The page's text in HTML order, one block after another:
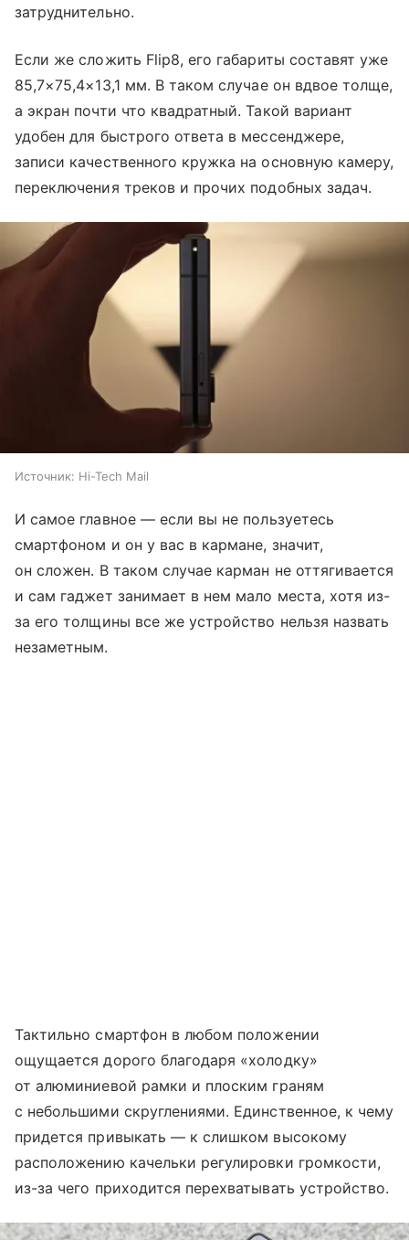
затруднительно.
Если же сложить Flip8, его габариты составят уже
85,7×75,4×13,1 мм. В таком случае он вдвое толще,
а экран почти что квадратный. Такой вариант
удобен для быстрого ответа в мессенджере,
записи качественного кружка на основную камеру,
переключения треков и прочих подобных задач.
Источник: Hi-Tech Mail
И самое главное — если вы не пользуетесь
смартфоном и он у вас в кармане, значит,
он сложен. В таком случае карман не оттягивается
и сам гаджет занимает в нем мало места, хотя из-
за его толщины все же устройство нельзя назвать
незаметным.
Тактильно смартфон в любом положении
ощущается дорого благодаря «холодку»
от алюминиевой рамки и плоским граням
с небольшими скруглениями. Единственное, к чему
придется привыкать — к слишком высокому
расположению качельки регулировки громкости,
из-за чего приходится перехватывать устройство.